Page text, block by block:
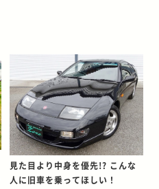
見た目より中身を優先!? こんな
人に旧車を乗ってほしい！